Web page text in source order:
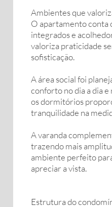
Ambientes que
O apartamento conta
integrados e
valoriza praticidade
sofisticação.
A área social foi
conforto no dia a dia
os dormitórios
tranquilidade na
A varanda
trazendo mais
ambiente perfeito
apreciar a vista.
Estrutura do